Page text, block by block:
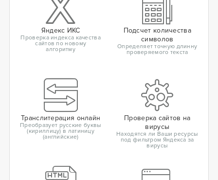
Яндекс ИКС
Проверка индекса качества
сайтов по новому
алгоритму
Подсчет количества
символов
Определяет точную длинну
проверяемого текста
Транслитерация онлайн
Преобразует русские буквы
(кириллицу) в латиницу
(английские)
Проверка сайтов на
вирусы
Находятся ли Ваши ресурсы
под фильтром Яндекса за
вирусы